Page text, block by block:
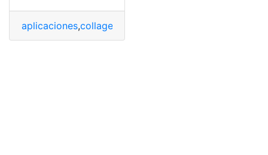
aplicaciones,collage